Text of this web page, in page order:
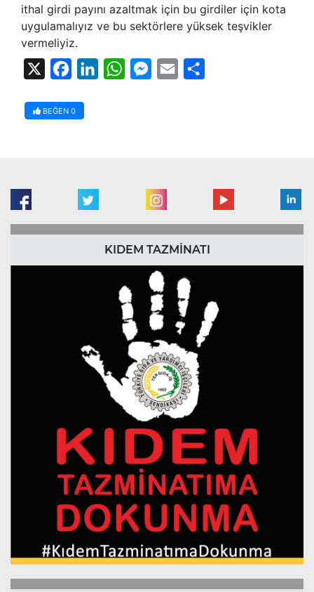
ithal girdi payını azaltmak için bu girdiler için kota
uygulamalıyız ve bu sektörlere yüksek teşvikler
vermeliyiz.
FacebookLinkedInWhatsAppMessenger
Email
BEĞEN 0
KIDEM TAZMİNATI